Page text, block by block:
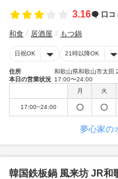
3.16
口コ
和食 居酒屋 もつ鍋
日祝OK 21時以降OK
住所
和歌山県和歌山市太田
本日の営業状況 17:00〜24:00
月
火
17:00~24:00
夢心家の
韓国鉄板鍋 風来坊 JR和